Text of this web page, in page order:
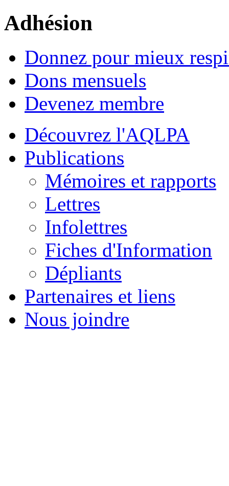
Adhésion
Donnez pour mieux
Dons mensuels
Devenez membre
Découvrez l'AQLPA
Publications
Mémoires et rapports
Lettres
Infolettres
Fiches d'Information
Dépliants
Partenaires et liens
Nous joindre